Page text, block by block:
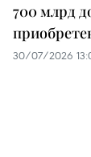
700 млрд
30/07/2026